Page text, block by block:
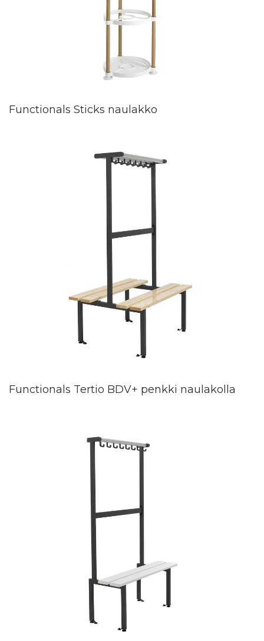
Functionals Sticks naulakko
Functionals Tertio BDV+ penkki naulakolla